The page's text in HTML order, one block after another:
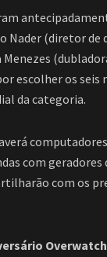
Nader (diretor
escolher os
da categoria.
com
com os
Overwatch